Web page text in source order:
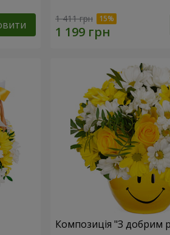
1 411 грн
Композиція "З добрим